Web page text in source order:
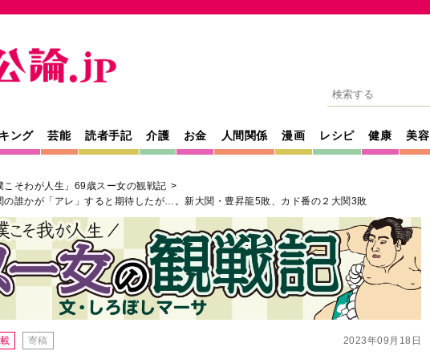
ング 芸能 読者手記 介護 お金 人間関係 漫画 レシピ 健康 美容
こそわが人生」69歳スー女の観戦記
の誰かが「アレ」すると期待したが…。新大関・豊昇龍5敗、カド番の２大関3敗
2023年09月18日
寄稿